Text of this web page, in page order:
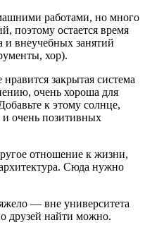
работами, но много
поэтому остается время
и внеучебных занятий
хор).
закрытая система
очень хороша для
к этому солнце,
очень позитивных
отношение к жизни,
Сюда нужно
— вне университета
друзей найти можно.